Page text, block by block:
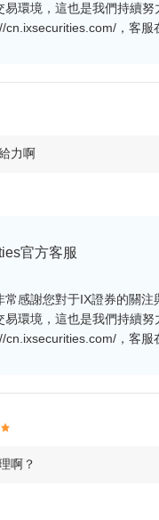
易環境，這也是我們持續
cn.ixsecurities.com/，客
力啊
官方客服
常感謝您對于IX證券的關
易環境，這也是我們持續
cn.ixsecurities.com/，客
啊？